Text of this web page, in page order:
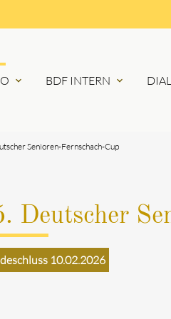
expand_more BDF INTERN expand_more
Senioren-Fernschach-Cup
Deutscher
10.02.2026